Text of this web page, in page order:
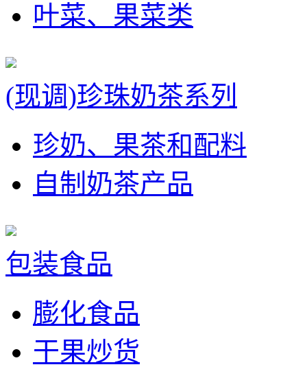
叶菜、果菜类
(现调)珍珠奶茶系列
珍奶、果茶和配料
自制奶茶产品
包装食品
膨化食品
干果炒货